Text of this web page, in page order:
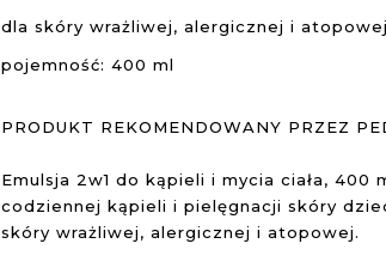
dla skóry wrażliwej, alergicznej i atopowej
pojemność: 400 ml
PRODUKT REKOMENDOWANY PRZEZ
Emulsja 2w1 do kąpieli i mycia ciała, 400
codziennej kąpieli i pielęgnacji skóry
skóry wrażliwej, alergicznej i atopowej.